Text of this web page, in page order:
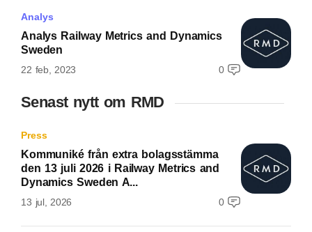
Analys
Analys Railway Metrics and Dynamics
Sweden
22 feb, 2023 0
Senast nytt om RMD
Press
Kommuniké från extra bolagsstämma
den 13 juli 2026 i Railway Metrics and
Dynamics Sweden A...
13 jul, 2026 0